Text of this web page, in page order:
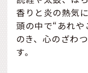
香りと炎の熱気
頭の中で“あれ
のき、心のざわ
す。